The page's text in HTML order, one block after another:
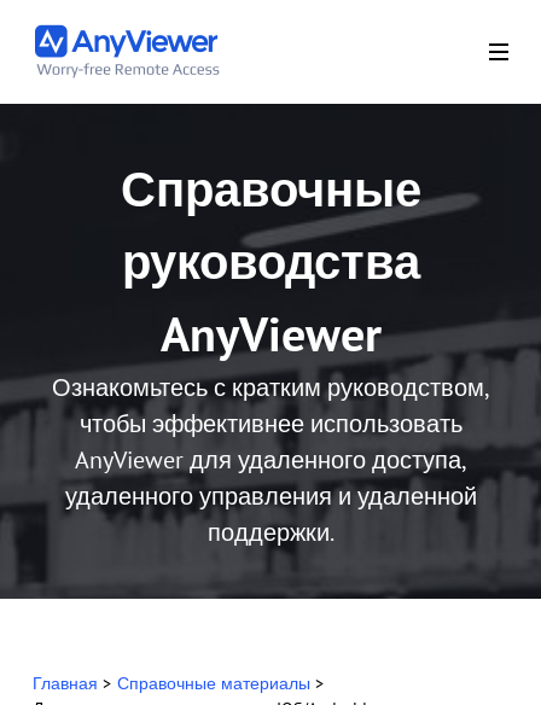
Справочные
руководства
AnyViewer
Ознакомьтесь с кратким руководством,
чтобы эффективнее использовать
AnyViewer для удаленного доступа,
удаленного управления и удаленной
поддержки.
Главная > Справочные материалы >